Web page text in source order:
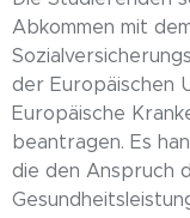
Abkommen mit
der Europäischen
Europäische
beantragen. Es
die den Anspruch